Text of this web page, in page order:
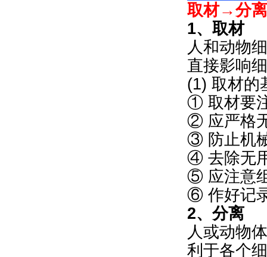
取材→分
1、取材
人和动物
直接影响
(1) 取材的
① 取材要
② 应严格
③ 防止机
④ 去除无
⑤ 应注意
⑥ 作好记
2、分离
人或动物
利于各个